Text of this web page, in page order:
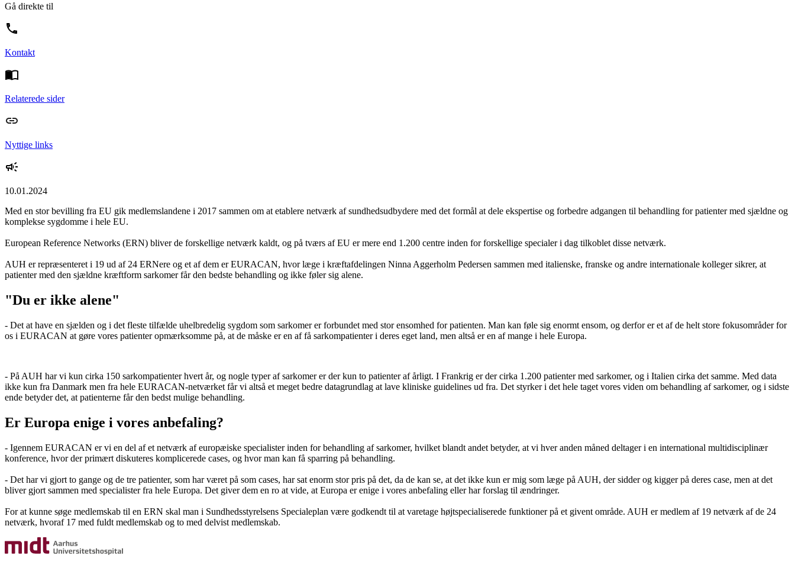
Gå direkte til
Kontakt
Relaterede sider
Nyttige links
10.01.2024
Med en stor bevilling fra EU gik medlemslandene i 2017 sammen om at etablere netværk af sundhedsudbydere med det formål at dele ekspertise og forbedre adgangen til behandling for patienter med sjældne og
komplekse sygdomme i hele EU.
European Reference Networks (ERN) bliver de forskellige netværk kaldt, og på tværs af EU er mere end 1.200 centre inden for forskellige specialer i dag tilkoblet disse netværk.
AUH er repræsenteret i 19 ud af 24 ERNere og et af dem er EURACAN, hvor læge i kræftafdelingen Ninna Aggerholm Pedersen sammen med italienske, franske og andre internationale kolleger sikrer, at
patienter med den sjældne kræftform sarkomer får den bedste behandling og ikke føler sig alene.
"Du er ikke alene"
- Det at have en sjælden og i det fleste tilfælde uhelbredelig sygdom som sarkomer er forbundet med stor ensomhed for patienten. Man kan føle sig enormt ensom, og derfor er et af de helt store fokusområder for
os i EURACAN at gøre vores patienter opmærksomme på, at de måske er en af få sarkompatienter i deres eget land, men altså er en af mange i hele Europa.
- På AUH har vi kun cirka 150 sarkompatienter hvert år, og nogle typer af sarkomer er der kun to patienter af årligt. I Frankrig er der cirka 1.200 patienter med sarkomer, og i Italien cirka det samme. Med data
ikke kun fra Danmark men fra hele EURACAN-netværket får vi altså et meget bedre datagrundlag at lave kliniske guidelines ud fra. Det styrker i det hele taget vores viden om behandling af sarkomer, og i sidste
ende betyder det, at patienterne får den bedst mulige behandling.
Er Europa enige i vores anbefaling?
- Igennem EURACAN er vi en del af et netværk af europæiske specialister inden for behandling af sarkomer, hvilket blandt andet betyder, at vi hver anden måned deltager i en international multidisciplinær
konference, hvor der primært diskuteres komplicerede cases, og hvor man kan få sparring på behandling.
- Det har vi gjort to gange og de tre patienter, som har været på som cases, har sat enorm stor pris på det, da de kan se, at det ikke kun er mig som læge på AUH, der sidder og kigger på deres case, men at det
bliver gjort sammen med specialister fra hele Europa. Det giver dem en ro at vide, at Europa er enige i vores anbefaling eller har forslag til ændringer.
For at kunne søge medlemskab til en ERN skal man i Sundhedsstyrelsens Specialeplan være godkendt til at varetage højtspecialiserede funktioner på et givent område. AUH er medlem af 19 netværk af de 24
netværk, hvoraf 17 med fuldt medlemskab og to med delvist medlemskab.